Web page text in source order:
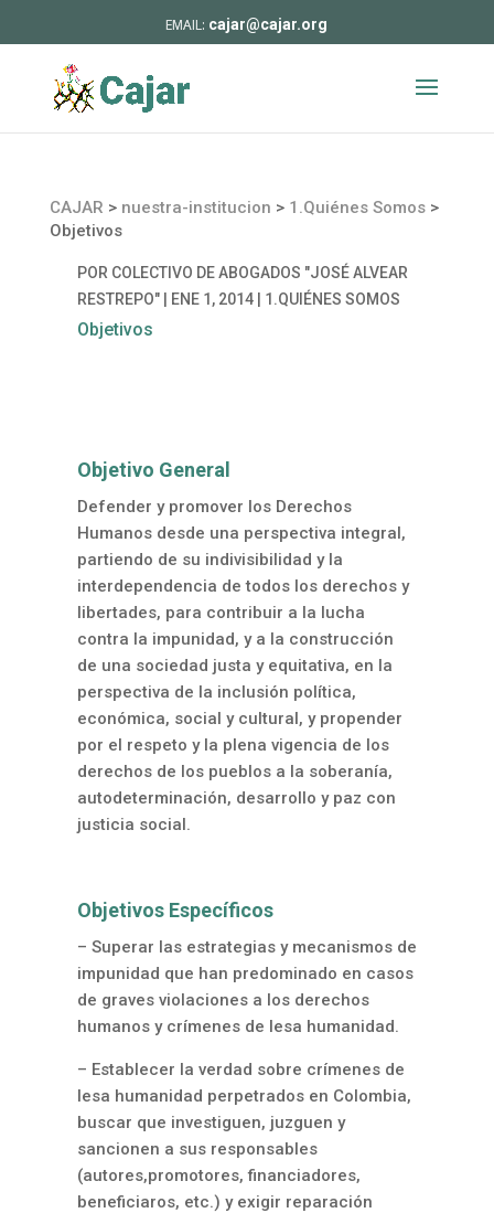
cajar@cajar.org
CAJAR > nuestra-institucion > 1.Quiénes Somos>
Objetivos
POR COLECTIVO DE ABOGADOS "JOSÉ ALVEAR
RESTREPO"| ENE 1, 2014| 1.QUIÉNES SOMOS
Objetivos
Objetivo General
Defender y promover los Derechos
Humanos desde una perspectiva integral,
partiendo de su indivisibilidad y la
interdependencia de todos los derechos y
libertades, para contribuir a la lucha
contra la impunidad, y a la construcción
de una sociedad justa y equitativa, en la
perspectiva de la inclusión política,
económica, social y cultural, y propender
por el respeto y la plena vigencia de los
derechos de los pueblos a la soberanía,
autodeterminación, desarrollo y paz con
justicia social.
Objetivos Específicos
– Superar las estrategias y mecanismos de
impunidad que han predominado en casos
de graves violaciones a los derechos
humanos y crímenes de lesa humanidad.
– Establecer la verdad sobre crímenes de
lesa humanidad perpetrados en Colombia,
buscar que investiguen, juzguen y
sancionen a sus responsables
(autores,promotores, financiadores,
beneficiaros, etc.) y exigir reparación